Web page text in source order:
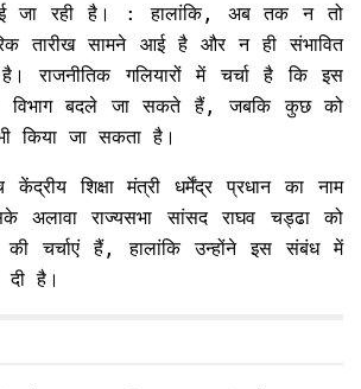
जा रही है। : हालांकि, अब तक न तो
तारीख सामने आई है और न ही संभावित
राजनीतिक गलियारों में चर्चा है कि इस
विभाग बदले जा सकते हैं, जबकि कुछ को
किया जा सकता है।
शिक्षा मंत्री धर्मेंद्र प्रधान का नाम
अलावा राज्यसभा सांसद राघव चड्ढा को
चर्चाएं हैं, हालांकि उन्होंने इस संबंध में
दी है।